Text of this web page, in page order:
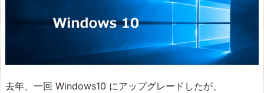
去年、一回 Windows10 にアップグレードしたが、